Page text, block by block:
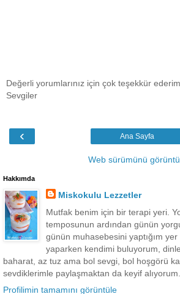
Değerli yorumlarınız için çok teşekkür ederim.
Sevgiler
‹ Ana Sayfa
Web sürümünü
Hakkımda
Miskokulu Lezzetler
Mutfak benim için bir terapi yeri.
temposunun ardından günün
günün muhasebesini yaptığım
yaparken kendimi buluyorum,
baharat, az tuz ama bol sevgi, bol hoşgörü
sevdiklerimle paylaşmaktan da keyif alıyorum.
Profilimin tamamını görüntüle